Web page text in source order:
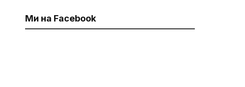
Ми на Facebook